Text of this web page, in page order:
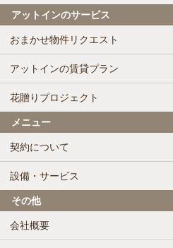
アットインのサービス
おまかせ物件リクエスト
アットインの賃貸プラン
花贈りプロジェクト
メニュー
契約について
設備・サービス
その他
会社概要